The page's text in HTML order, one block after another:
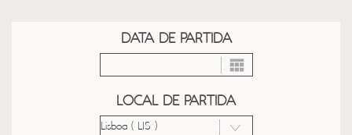
DATA DE PARTIDA
LOCAL DE PARTIDA